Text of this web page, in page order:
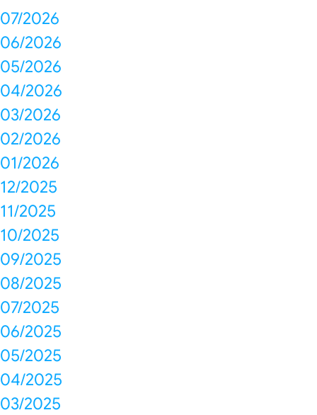
07/2026
06/2026
05/2026
04/2026
03/2026
02/2026
01/2026
12/2025
11/2025
10/2025
09/2025
08/2025
07/2025
06/2025
05/2025
04/2025
03/2025